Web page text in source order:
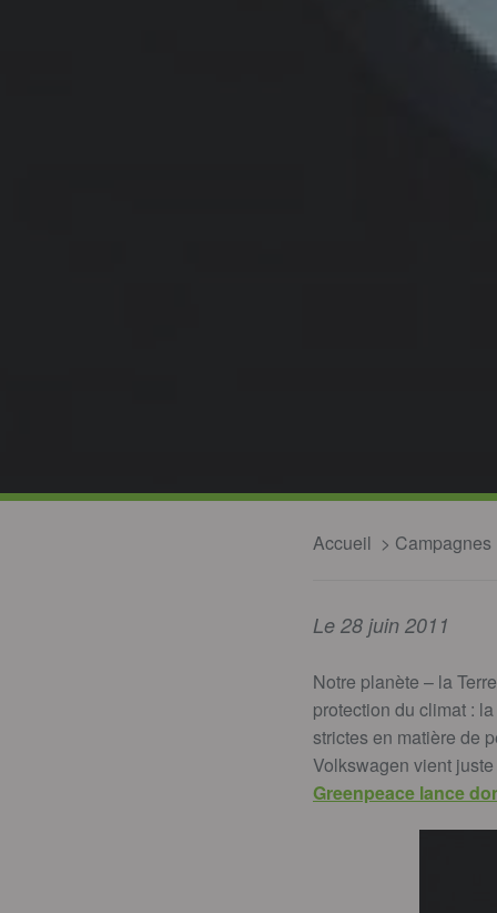
Accueil Campagnes
Le 28 juin 2011
Notre planète – la
protection du climat :
strictes en matière de
Volkswagen vient
Greenpeace lance